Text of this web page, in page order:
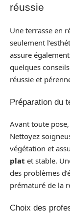
réussie
Une terrasse en
seulement
assure
quelques
réussie et
Préparation du
Avant toute
Nettoyez
végétation et
plat et stable.
des problèmes
prématuré de la
Choix des